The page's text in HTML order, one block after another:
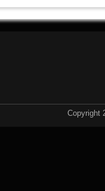
Copyright